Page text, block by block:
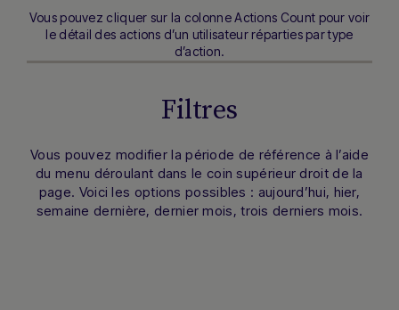
Vous pouvez cliquer sur la colonneActions Count pour voir
le détail des actions d’un utilisateur réparties par type
d’action.
Filtres
Vous pouvez modifier la période de référence à l’aide
du menu déroulant dans le coin supérieur droit de la
page. Voici les options possibles : aujourd’hui, hier,
semaine dernière, dernier mois, trois derniers mois.